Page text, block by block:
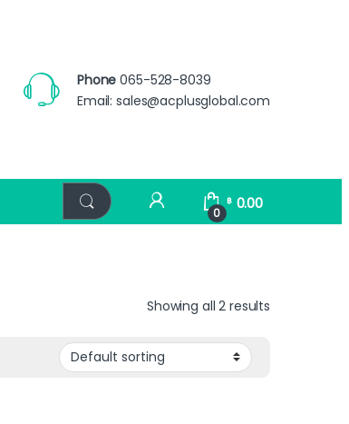
Phone 065-528-8039
Email:sales@acplusglobal.com
0
฿ 0.00
Showing all 2 results